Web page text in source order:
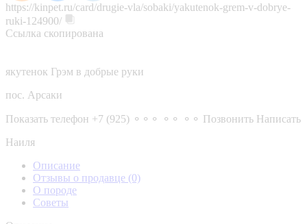
https://kinpet.ru/card/drugie-vla/sobaki/yakutenok-grem-v-dobrye-
ruki-124900/
Ссылка скопирована
якутенок Грэм в добрые руки
пос. Арсаки
Показать телефон +7 (925) ⚬⚬⚬ ⚬⚬ ⚬⚬ Позвонить Написать
Наиля
Описание
Отзывы о продавце (0)
О породе
Советы